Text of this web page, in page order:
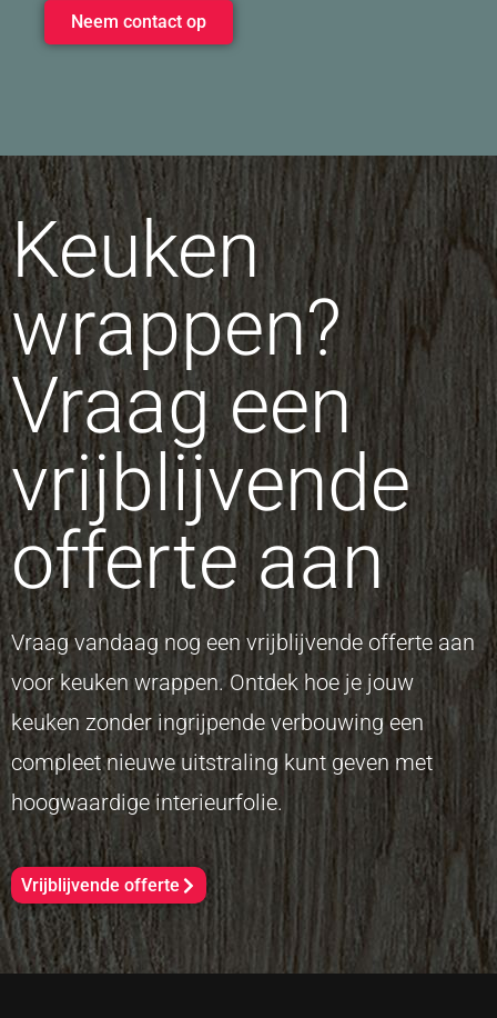
Neem contact op
Keuken
wrappen?
Vraag een
vrijblijvende
offerte aan
Vraag vandaag nog een vrijblijvende offerte aan
voor keuken wrappen. Ontdek hoe je jouw
keuken zonder ingrijpende verbouwing een
compleet nieuwe uitstraling kunt geven met
hoogwaardige interieurfolie.
Vrijblijvende offerte